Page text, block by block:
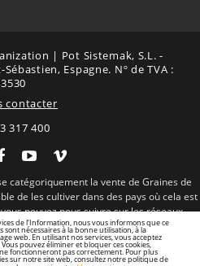
| Pot Sistemak, S.L. -
Espagne. Nº de TVA :
contacter
317 400
Facebook
YouTube
catégoriquement la vente de Graines de
de les cultiver dans des pays où cela est
pouvez nous suivre sur les réseaux
plus sur la légalisation.
de l’Information, nous vous informons que ce
sont nécessaires à la bonne utilisation, à la
web. En utilisant nos services, vous acceptez
pouvez éliminer et bloquer ces cookies,
fonctionneront pas correctement. Pour plus
sur notre site web, consultez notre politique de
sur la page suivante :Mentions légales
LES COOKIES